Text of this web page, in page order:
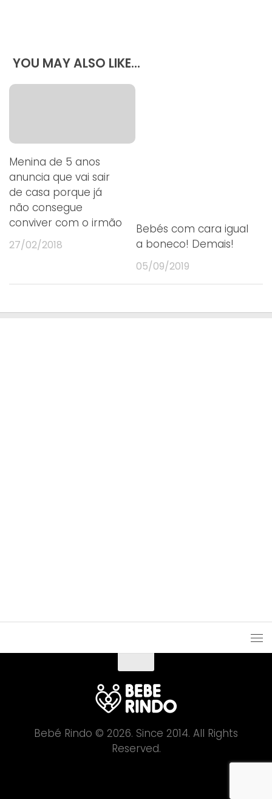
YOU MAY ALSO LIKE...
Menina de 5 anos
anuncia que vai sair
de casa porque já
não consegue
conviver com o irmão
27/02/2018
Bebés com cara igual
a boneco! Demais!
05/09/2019
Bebé Rindo © 2026. Since 2014. All Rights
Reserved.